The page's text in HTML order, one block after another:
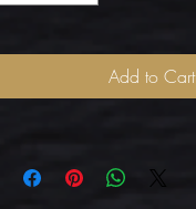
Add to Cart